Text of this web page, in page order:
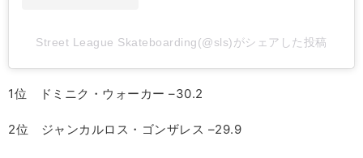
Street League Skateboarding(@sls)がシェアした投稿
1位 ドミニク・ウォーカー –30.2
2位 ジャンカルロス・ゴンザレス –29.9